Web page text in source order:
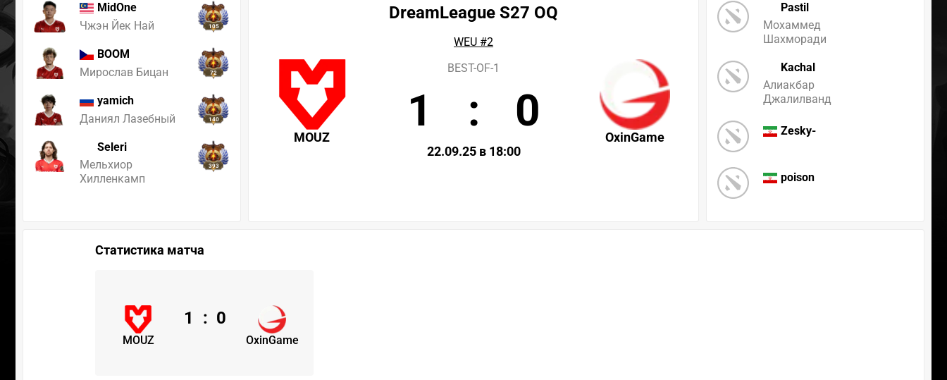
MidOne
Чжэн Йек Най
105
BOOM
Мирослав Бицан
72
yamich
Даниял Лазебный
140
Seleri
Мельхиор
Хилленкамп
393
Pastil
Мохаммед
Шахморади
Kachal
Алиакбар
Джалилванд
Zesky-
poison
DreamLeague S27 OQ
WEU #2
MOUZ OxinGame
BEST-OF-1
1 : 0
22.09.25 в 18:00
Статистика матча
MOUZ OxinGame
1 : 0